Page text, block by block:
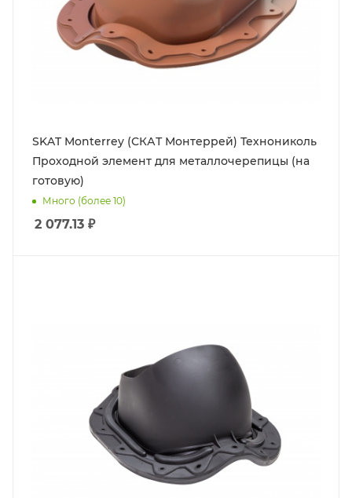
SKAT Monterrey (СКАТ Монтеррей) Технониколь
Проходной элемент для металлочерепицы (на
готовую)
Много (более 10)
2 077.13 ₽